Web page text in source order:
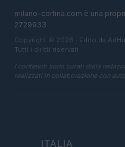
milano-cortina.com è una
2729933
Copyright © 2026 · Edito da
Tutti i diritti riservati
I contenuti sono curati dalla
realizzati in collaborazione con
ITALIA